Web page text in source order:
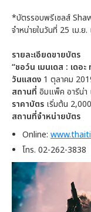
*บัตรรอบพรีเซลส์
จำหน่ายในวันที่ 25 เม.ย
รายละเอียดขายบัตร
“ชอว์น เมนเดส : เดอะ
วันแสดง 1 ตุลาคม
สถานที่ อิมแพ็ค อารีน่า
ราคาบัตร เริ่มต้น
สถานที่จำหน่ายบัตร
Online:
โทร. 02-262-3838